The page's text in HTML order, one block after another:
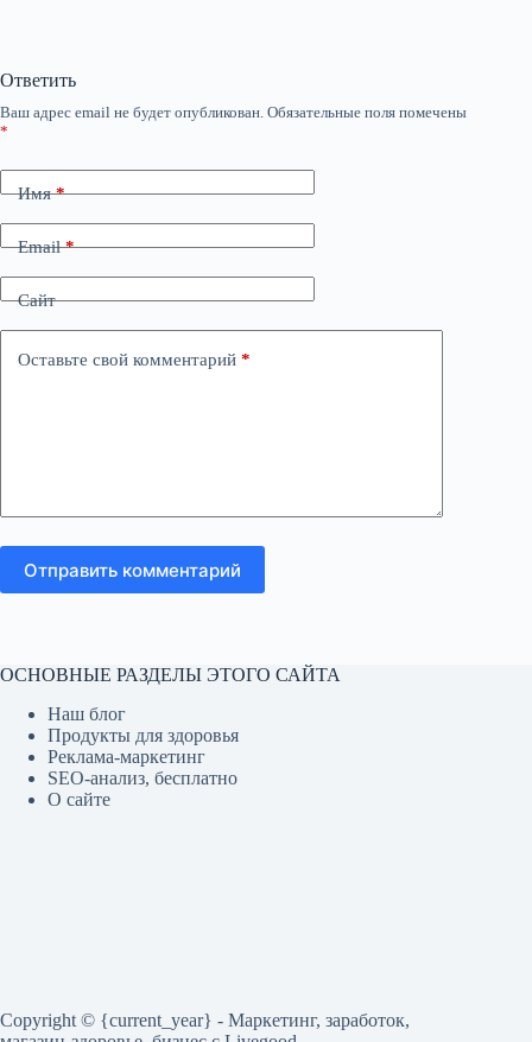
Ответить
Ваш адрес email не будет опубликован. Обязательные поля помечены
*
Имя*
Email*
Сайт
Оставьте свой комментарий *
Отправить комментарий
ОСНОВНЫЕ РАЗДЕЛЫ ЭТОГО САЙТА
Наш блог
Продукты для здоровья
Реклама-маркетинг
SEO-анализ, бесплатно
О сайте
Copyright © {current_year} - Маркетинг, заработок,